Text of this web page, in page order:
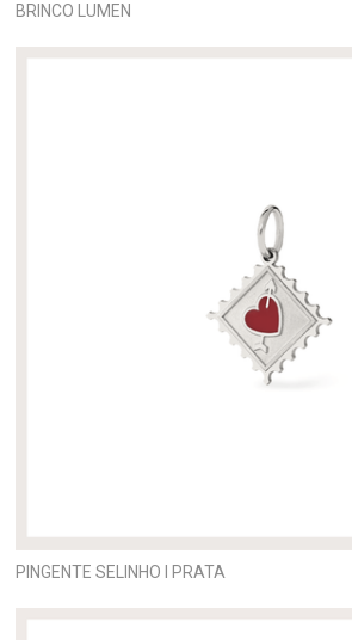
BRINCO LUMEN
PINGENTE SELINHO I PRATA